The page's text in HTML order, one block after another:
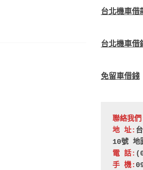
台北機車借
台北機車借
免留車借錢
聯絡我
地 址:
10號 地
電 話:
手 機: